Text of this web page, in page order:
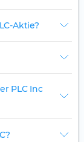
Aktie?
PLC Inc